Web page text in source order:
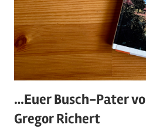
…Euer Busch-Pater
Gregor Richert